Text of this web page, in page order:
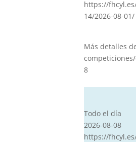
https://
14/2026-08-01/
Más detalles
8
Todo el día
2026-08-08
https://